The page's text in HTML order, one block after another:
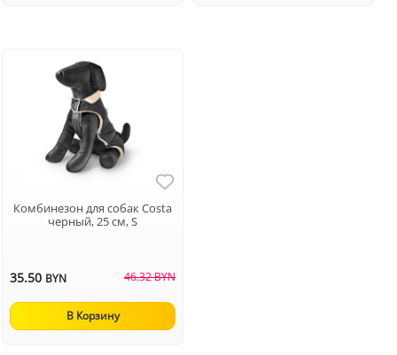
Комбинезон для собак Costa
черный, 25 см, S
35.50 BYN 46.32 BYN
В Корзину